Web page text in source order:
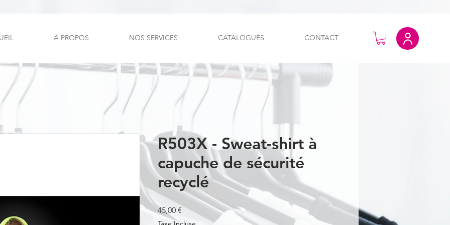
À PROPOS NOS SERVICES CATALOGUES CONTACT
R503X - Sweat-shirt à
capuche de sécurité
recyclé
45,00 € Prix